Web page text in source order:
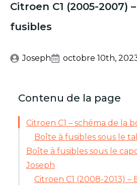
Citroen C1 (2005-2007)
fusibles
Joseph octobre 10th,
Contenu de la page
Citroen C1 – schéma de la
Boîte à fusibles sous le
Boîte à fusibles sous le
Joseph
Citroen C1 (2008-2013) –